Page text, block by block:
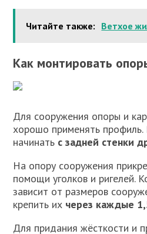
Читайте также: Ветхое
Как монтировать
Для сооружения опоры и
хорошо применять
начинать с задней стенки
На опору сооружения
помощи уголков и ригелей.
зависит от размеров
крепить их через каждые
Для придания жёсткости и